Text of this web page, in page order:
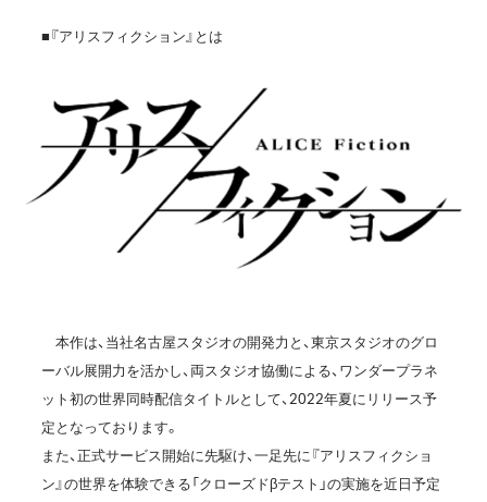
■『アリスフィクション』とは
本作は、当社名古屋スタジオの開発力と、東京スタジオのグロ
ーバル展開力を活かし、両スタジオ協働による、ワンダープラネ
ット初の世界同時配信タイトルとして、2022年夏にリリース予
定となっております。
また、正式サービス開始に先駆け、一足先に『アリスフィクショ
ン』の世界を体験できる「クローズドβテスト」の実施を近日予定